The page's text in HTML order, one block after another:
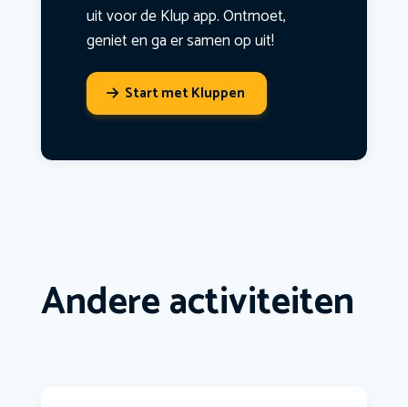
uit voor de Klup app. Ontmoet,
geniet en ga er samen op uit!
Start met Kluppen
Andere activiteiten